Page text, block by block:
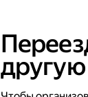
другую